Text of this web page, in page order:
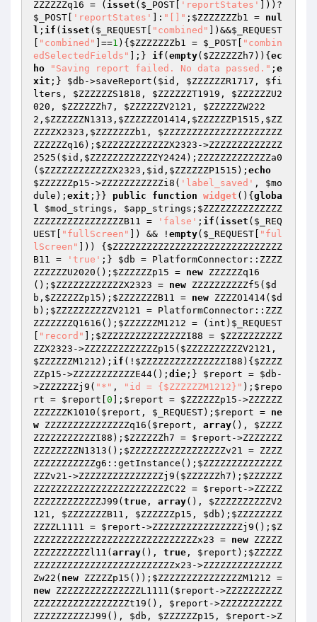
ZZZZZZq16 = ( isset ( $_POST 'reportStates'
]))?
$_POST
'reportStates' ]: "[]" ; $ZZZZZZZb1 = nul
l ; if ( isset ( $_REQUEST "combined" ])&&$_REQUEST
"combined" ]==1 ){ $ZZZZZZZb1 = $_POST
"combin
edSelectedFields"
];} if ( empty( $ZZZZZZh7 )){ ec
ho
"Saving report failed. No data passed." ; e
xit ;} $db ->saveReport( $id , $ZZZZZZR1717 , $fi
lters , $ZZZZZZS1818 , $ZZZZZZT1919 , $ZZZZZZU2
020 , $ZZZZZZh7 , $ZZZZZZV2121 , $ZZZZZZW222
2 , $ZZZZZZN1313 , $ZZZZZZO1414 , $ZZZZZZP1515 , $ZZ
ZZZZX2323 , $ZZZZZZZb1 , $ZZZZZZZZZZZZZZZZZZZZZ
ZZZZZZq16 ); $ZZZZZZZZZZZZX2323 ->ZZZZZZZZZZZZZ
2525( $id , $ZZZZZZZZZZZZY2424);ZZZZZZZZZZZZZa0
( $ZZZZZZZZZZZZX2323 , $id , $ZZZZZZP1515 ); echo
$ZZZZZZp15 ->ZZZZZZZZZZZi8( 'label_saved' , $mo
dule ); exit ;}} public function widget () { globa
l
$mod_strings , $app_strings ; $ZZZZZZZZZZZZZZ
ZZZZZZZZZZZZZZZZB11 = 'false' ; if ( isset ( $_REQ
UEST
"fullScreen" ]) && ! empty( $_REQUEST
"ful
lScreen"
])) { $ZZZZZZZZZZZZZZZZZZZZZZZZZZZZZZ
B11 = 'true' ;} $db = PlatformConnector::ZZZZ
ZZZZZZU2020(); $ZZZZZZp15 = new ZZZZZZq16
(); $ZZZZZZZZZZZZX2323 = new ZZZZZZZZZZf5( $d
b , $ZZZZZZp15 ); $ZZZZZZZB11 = new ZZZZO1414( $d
b ); $ZZZZZZZZZZV2121 = PlatformConnector::ZZZ
ZZZZZZZQ1616(); $ZZZZZZM1212 = (int) $_REQUEST
"record" ]; $ZZZZZZZZZZZZZZZI88 = $ZZZZZZZZZZ
ZZX2323 ->ZZZZZZZZZZZZZp15( $ZZZZZZZZZZV2121
$ZZZZZZM1212 ); if (! $ZZZZZZZZZZZZZZZI88 ){ $ZZZZ
ZZp15 ->ZZZZZZZZZZZE44(); die ;} $report = $db -
>ZZZZZZZj9( "*" , "id = {$ZZZZZZM1212}" ); $repo
rt = $report 0 ]; $report = $ZZZZZZp15 ->ZZZZZZ
ZZZZZZK1010( $report , $_REQUEST); $report = ne
w ZZZZZZZZZZZZZZZq16( $report , array(), $ZZZZ
ZZZZZZZZZZZI88 ); $ZZZZZZh7 = $report ->ZZZZZZZ
ZZZZZZZZN1313(); $ZZZZZZZZZZZZZZZZZv21 = ZZZZ
ZZZZZZZZZZZg6::getInstance(); $ZZZZZZZZZZZZZZ
ZZZv21 ->ZZZZZZZZZZZZZZZj9( $ZZZZZZh7 ); $ZZZZZZ
ZZZZZZZZZZZZZZZZZZZZZZZZC22 = $report ->ZZZZZ
ZZZZZZZZZZZZJ99( true , array(), $ZZZZZZZZZZV2
121 , $ZZZZZZZB11 , $ZZZZZZp15 , $db ); $ZZZZZZZZ
ZZZZL1111 = $report ->ZZZZZZZZZZZZZZZZj9(); $Z
ZZZZZZZZZZZZZZZZZZZZZZZZZZZZZx23 = new ZZZZZ
ZZZZZZZZZZl11( array(), true , $report ); $ZZZZZ
ZZZZZZZZZZZZZZZZZZZZZZZZZx23 ->ZZZZZZZZZZZZZZ
Zw22( new ZZZZZp15()); $ZZZZZZZZZZZZZZZM1212
new ZZZZZZZZZZZZZZZL1111( $report ->ZZZZZZZZZZ
ZZZZZZZZZZZZZZZZZt19(), $report ->ZZZZZZZZZZZ
ZZZZZZZZZZJ99(), $db , $ZZZZZZp15 , $report ->Z